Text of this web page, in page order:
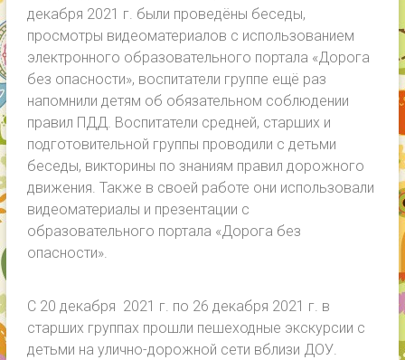
декабря 2021 г. были проведёны беседы,
просмотры видеоматериалов с использованием
электронного образовательного портала «Дорога
без опасности», воспитатели группе ещё раз
напомнили детям об обязательном соблюдении
правил ПДД. Воспитатели средней, старших и
подготовительной группы проводили с детьми
беседы, викторины по знаниям правил дорожного
движения. Также в своей работе они использовали
видеоматериалы и презентации с
образовательного портала «Дорога без
опасности».
С 20 декабря 2021 г. по 26 декабря 2021 г. в
старших группах прошли пешеходные экскурсии с
детьми на улично-дорожной сети вблизи ДОУ.